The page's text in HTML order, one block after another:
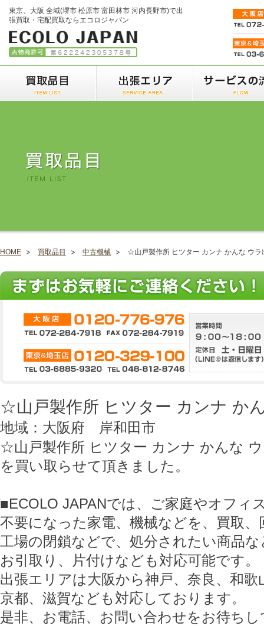
東京、大阪 全域(堺市 松原市 富田林市 河内長野市)で出
張買取・宅配買取ならエコロジャパン
HOME 買取品目 中古機械 ☆山戸製作所 ヒツター カンナ かんな ウラ
☆山戸製作所 ヒツター カンナ か
地域：大阪府 岸和田市
☆山戸製作所 ヒツター カンナ かんな
を買い取らせて頂きました。
■ECOLO JAPANでは、ご家庭やオフィ
不要になった家電、機械などを、買取
工場の閉鎖などで、処分されたい商品な
お引取り、片付けなども対応可能です。
出張エリアは大阪から神戸、奈良、和歌
京都、滋賀なども対応しております。
是非、お電話、お問い合わせをお待ち